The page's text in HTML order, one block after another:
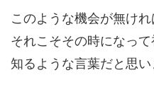
このような機会が無けれ
それこそその時になって
知るような言葉だと思い